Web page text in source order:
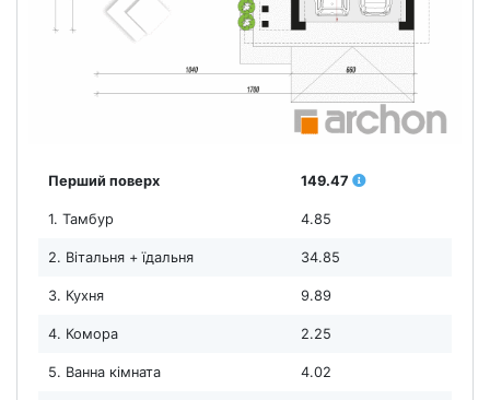
Перший поверх 149.47
1. Тамбур 4.85
2. Вітальня + їдальня 34.85
3. Кухня 9.89
4. Комора 2.25
5. Ванна кімната 4.02